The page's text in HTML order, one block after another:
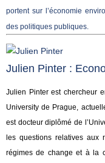
portent sur l’économie
des politiques publiques.
Julien Pinter :
Julien Pinter est chercheur
University de Prague,
est docteur diplômé de
les questions relatives aux
régimes de change et à la